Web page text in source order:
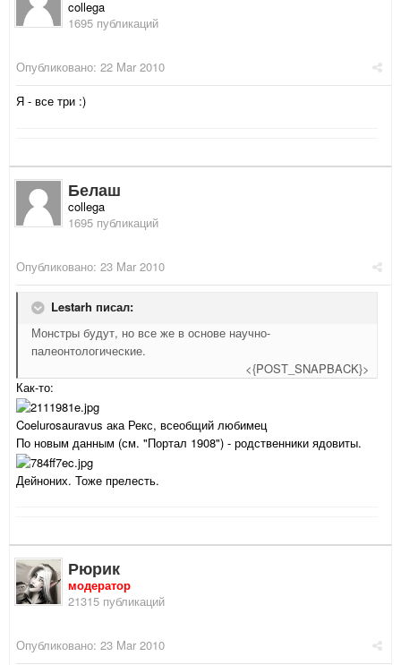
collega
1695 публикаций
Опубликовано: 22 Mar 2010
Я - все три :)
Белаш
collega
1695 публикаций
Опубликовано: 23 Mar 2010
Lestarh писал:
Монстры будут, но все же в основе научно-
палеонтологические.
<{POST_SNAPBACK}>
Как-то:
Coelurosauravus ака Рекс, всеобщий любимец
По новым данным (см. "Портал 1908") - родственники ядовиты.
Дейноних. Тоже прелесть.
Рюрик
модератор
21315 публикаций
Опубликовано: 23 Mar 2010